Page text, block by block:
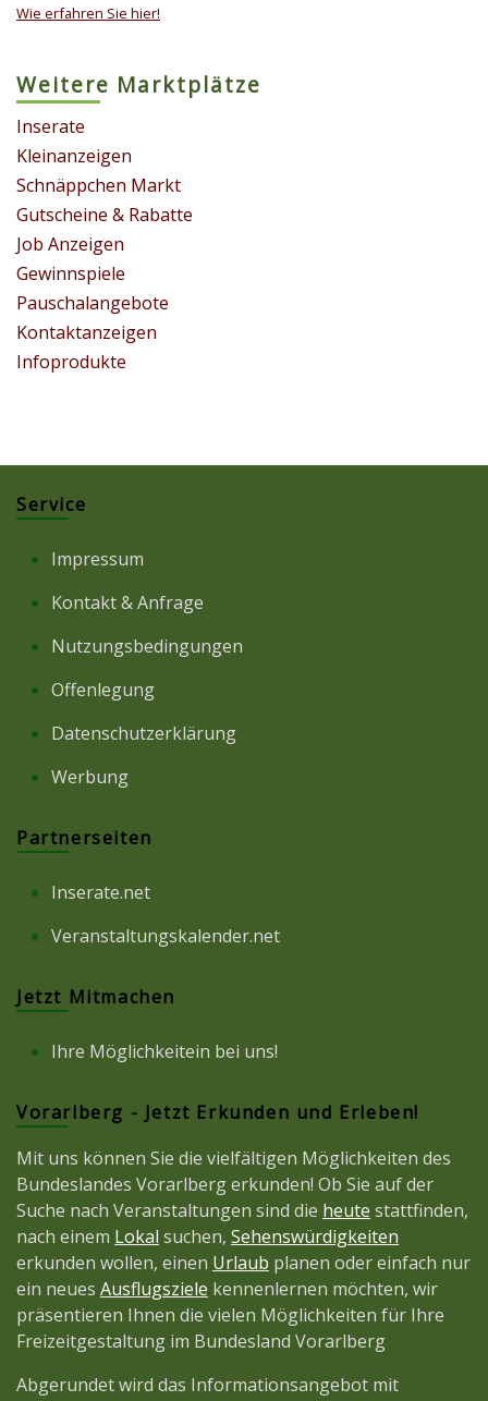
Wie erfahren Sie hier!
Weitere Marktplätze
Inserate
Kleinanzeigen
Schnäppchen Markt
Gutscheine & Rabatte
Job Anzeigen
Gewinnspiele
Pauschalangebote
Kontaktanzeigen
Infoprodukte
Service
Impressum
Kontakt & Anfrage
Nutzungsbedingungen
Offenlegung
Datenschutzerklärung
Werbung
Partnerseiten
Inserate.net
Veranstaltungskalender.net
Jetzt Mitmachen
Ihre Möglichkeitein bei uns!
Vorarlberg - Jetzt Erkunden und Erleben!
Mit uns können Sie die vielfältigen Möglichkeiten des
Bundeslandes Vorarlberg erkunden! Ob Sie auf der
Suche nach Veranstaltungen sind die heute stattfinden,
nach einem Lokal suchen, Sehenswürdigkeiten
erkunden wollen, einen Urlaub planen oder einfach nur
ein neues Ausflugsziele kennenlernen möchten, wir
präsentieren Ihnen die vielen Möglichkeiten für Ihre
Freizeitgestaltung im Bundesland Vorarlberg
Abgerundet wird das Informationsangebot mit